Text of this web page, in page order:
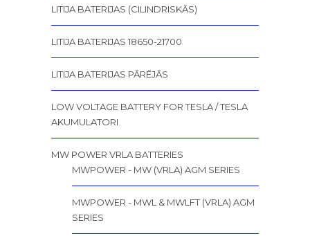
LITIJA BATERIJAS (CILINDRISKĀS)
LITIJA BATERIJAS 18650-21700
LITIJA BATERIJAS PĀRĒJĀS
LOW VOLTAGE BATTERY FOR TESLA / TESLA
AKUMULATORI
MW POWER VRLA BATTERIES
MWPOWER - MW (VRLA) AGM SERIES
MWPOWER - MWL & MWLFT (VRLA) AGM
SERIES